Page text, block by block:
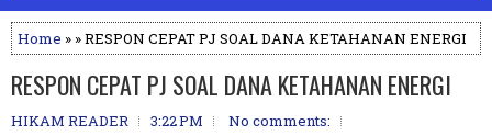
Home » » RESPON CEPAT PJ SOAL DANA KETAHANAN ENERGI
RESPON CEPAT PJ SOAL DANA KETAHANAN ENERGI
HIKAM READER 3:22 PM
No comments: